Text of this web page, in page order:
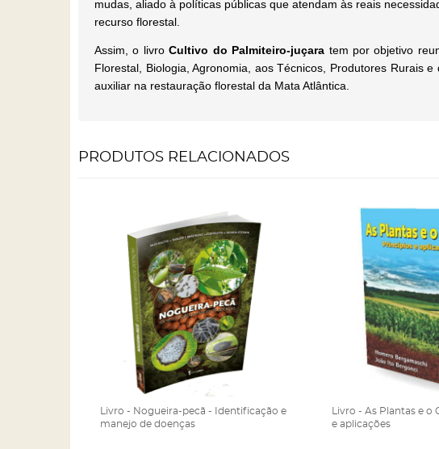
mudas, aliado à políticas públicas que atendam às reais
recurso florestal.
Assim, o livroCultivo do Palmiteiro-juçara tem por objetivo
Florestal, Biologia, Agronomia, aos Técnicos, Produtores Rurais
auxiliar na restauração florestal da Mata Atlântica.
PRODUTOS RELACIONADOS
Livro - Nogueira-pecã - Identificação e
manejo de doenças
Livro - As Plantas e
e aplicações